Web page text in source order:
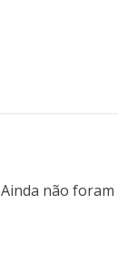
Ainda não foram